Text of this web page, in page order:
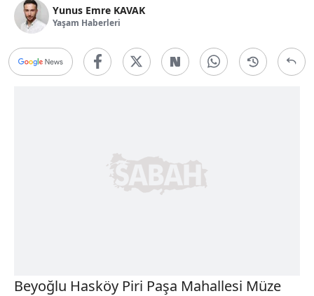
Yunus Emre KAVAK
Yaşam Haberleri
Beyoğlu Hasköy Piri Paşa Mahallesi Müze